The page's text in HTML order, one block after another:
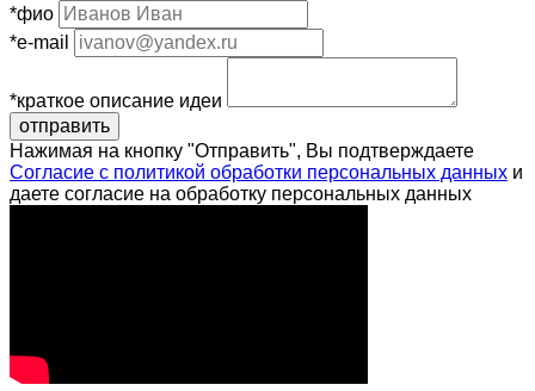
*фио
*e-mail
*краткое описание идеи
отправить
Нажимая на кнопку "Отправить", Вы подтверждаете
Согласие с политикой обработки персональных данных и
даете согласие на обработку персональных данных